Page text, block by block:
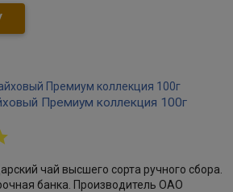
Премиум коллекция 100г
чай высшего сорта ручного сбора.
банка. Производитель ОАО